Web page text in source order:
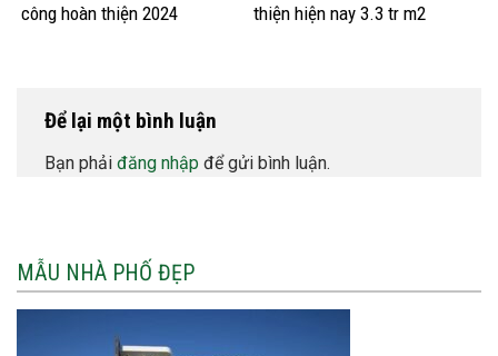
công hoàn thiện 2024
thiện hiện nay 3.3 tr m2
Để lại một bình luận
Bạn phải đăng nhập để gửi bình luận.
MẪU NHÀ PHỐ ĐẸP